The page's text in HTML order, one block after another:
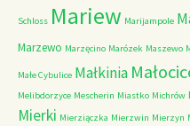
Schloss Mariew Marijampole
Marzewo Marzęcino Marózek Maszewo
Małe Cybulice Małkinia
Melibdorzyce Mescherin Miastko Michrów
Mierki Mierziączka Mierzwin Mierzyn